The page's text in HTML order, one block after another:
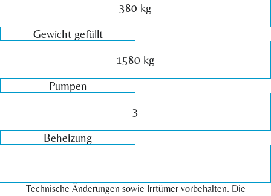
380 kg
Gewicht gefüllt
1580 kg
Pumpen
3
Beheizung
Technische Änderungen sowie Irrtümer vorbehalten. Die